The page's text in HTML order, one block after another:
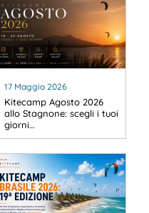
17 Maggio 2026
Kitecamp Agosto 2026
allo Stagnone: scegli i tuoi
giorni…